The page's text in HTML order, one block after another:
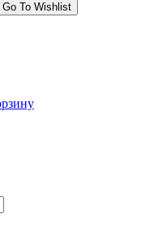
Go To Wishlist